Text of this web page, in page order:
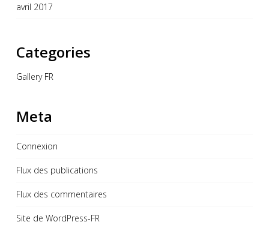
avril 2017
Categories
Gallery FR
Meta
Connexion
Flux des publications
Flux des commentaires
Site de WordPress-FR